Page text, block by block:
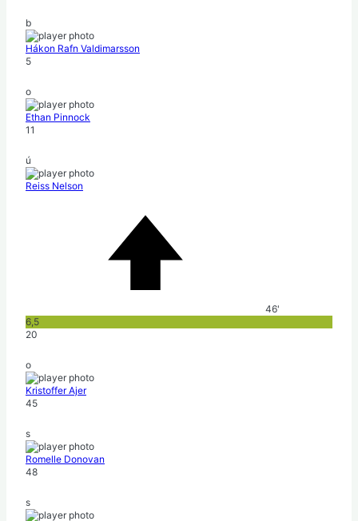
b
Hákon Rafn Valdimarsson
5
o
Ethan Pinnock
11
ú
Reiss Nelson
46'
6,5
20
o
Kristoffer Ajer
45
s
Romelle Donovan
48
s